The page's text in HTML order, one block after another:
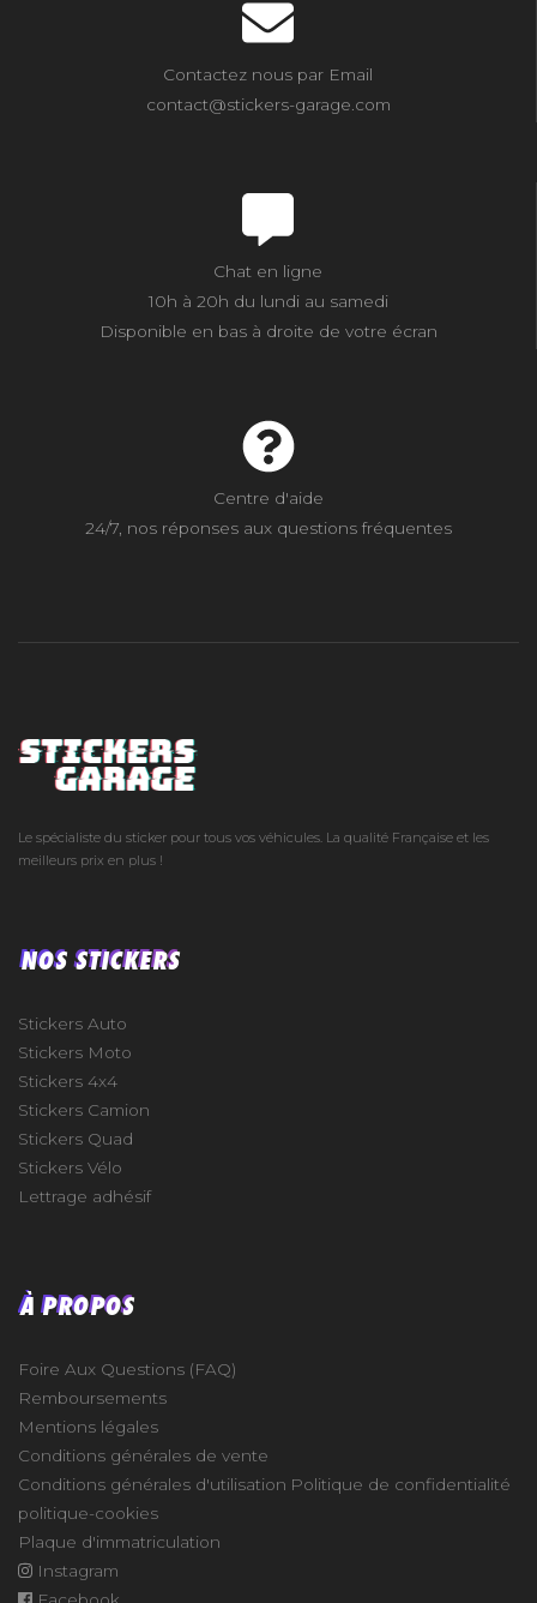
Contactez nous par Email
contact@stickers-garage.com
Chat en ligne
10h à 20h du lundi au samedi
Disponible en bas à droite de votre écran
Centre d'aide
24/7, nos réponses aux questions fréquentes
Le spécialiste du sticker pour tous vos véhicules. La qualité Française et les
meilleurs prix en plus !
NOS STICKERS
Stickers Auto
Stickers Moto
Stickers 4x4
Stickers Camion
Stickers Quad
Stickers Vélo
Lettrage adhésif
À PROPOS
Foire Aux Questions (FAQ)
Remboursements
Mentions légales
Conditions générales de vente
Conditions générales d'utilisation Politique de confidentialité
politique-cookies
Plaque d'immatriculation
Instagram